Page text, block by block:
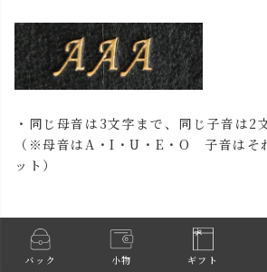
バック 小物 ギフト
・同じ母音は3文字まで、同じ子音は2
（※母音はA・I・U・E・O 子音はそ
ット）